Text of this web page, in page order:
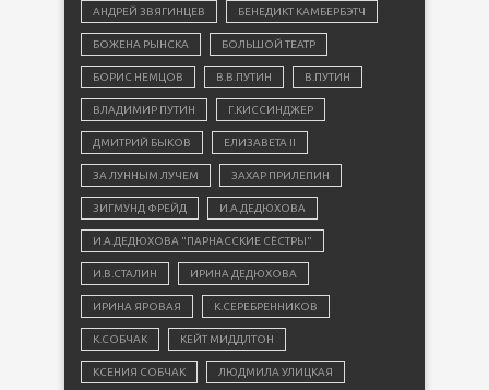
АНДРЕЙ ЗВЯГИНЦЕВ БЕНЕДИКТ КАМБЕРБЭТЧ
БОЖЕНА РЫНСКА БОЛЬШОЙ ТЕАТР
БОРИС НЕМЦОВ В.В.ПУТИН В.ПУТИН
ВЛАДИМИР ПУТИН Г.КИССИНДЖЕР
ДМИТРИЙ БЫКОВ ЕЛИЗАВЕТА II
ЗА ЛУННЫМ ЛУЧЕМ ЗАХАР ПРИЛЕПИН
ЗИГМУНД ФРЕЙД И.А.ДЕДЮХОВА
И.А.ДЕДЮХОВА "ПАРНАССКИЕ СЁСТРЫ"
И.В.СТАЛИН ИРИНА ДЕДЮХОВА
ИРИНА ЯРОВАЯ К.СЕРЕБРЕННИКОВ
К.СОБЧАК КЕЙТ МИДДЛТОН
КСЕНИЯ СОБЧАК ЛЮДМИЛА УЛИЦКАЯ